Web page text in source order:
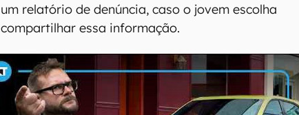
um relatório de denúncia, caso o jovem escolha
compartilhar essa informação.